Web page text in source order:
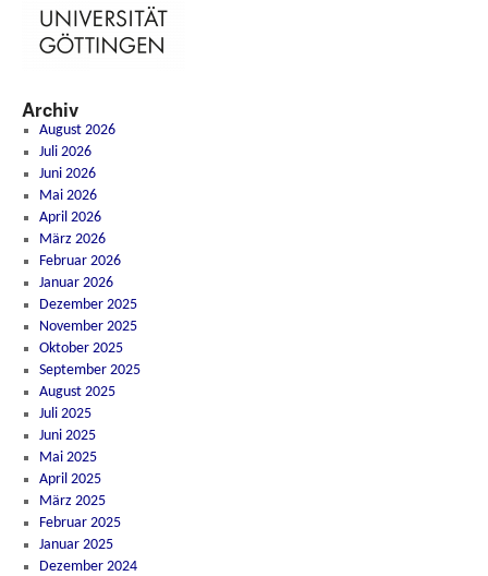
Archiv
August 2026
Juli 2026
Juni 2026
Mai 2026
April 2026
März 2026
Februar 2026
Januar 2026
Dezember 2025
November 2025
Oktober 2025
September 2025
August 2025
Juli 2025
Juni 2025
Mai 2025
April 2025
März 2025
Februar 2025
Januar 2025
Dezember 2024